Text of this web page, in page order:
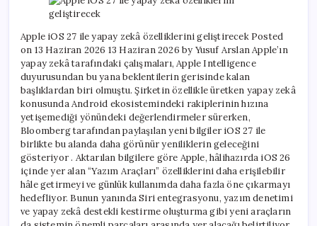
geliştirecek
için
Apple iOS 27 ile yapay zekâ özelliklerini geliştirecek Posted
on 13 Haziran 2026 13 Haziran 2026 by Yusuf Arslan Apple’ın
yapay zekâ tarafındaki çalışmaları, Apple Intelligence
duyurusundan bu yana beklentilerin gerisinde kalan
başlıklardan biri olmuştu. Şirketin özellikle üretken yapay zekâ
konusunda Android ekosistemindeki rakiplerinin hızına
yetişemediği yönündeki değerlendirmeler sürerken,
Bloomberg tarafından paylaşılan yeni bilgiler iOS 27 ile
birlikte bu alanda daha görünür yeniliklerin geleceğini
gösteriyor . Aktarılan bilgilere göre Apple, hâlihazırda iOS 26
içinde yer alan “Yazım Araçları” özelliklerini daha erişilebilir
hâle getirmeyi ve günlük kullanımda daha fazla öne çıkarmayı
hedefliyor. Bunun yanında Siri entegrasyonu, yazım denetimi
ve yapay zekâ destekli kestirme oluşturma gibi yeni araçların